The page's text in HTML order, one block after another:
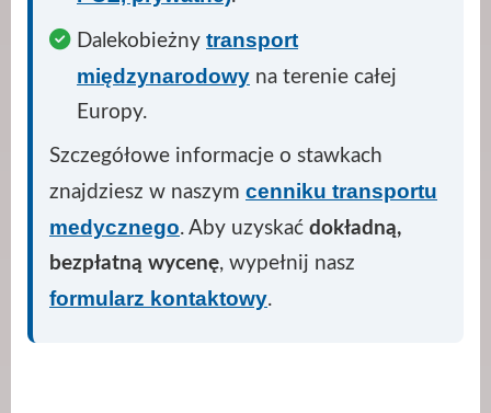
Dalekobieżny transport
międzynarodowy na terenie całej
Europy.
Szczegółowe informacje o stawkach
znajdziesz w naszym cenniku transportu
medycznego. Aby uzyskać dokładną,
bezpłatną wycenę, wypełnij nasz
formularz kontaktowy.